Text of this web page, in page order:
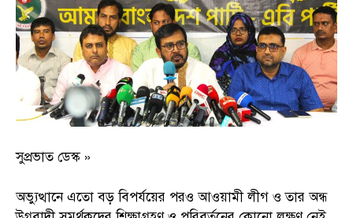
সুপ্রভাত ডেস্ক »
অভ্যুত্থানে এতো বড় বিপর্যয়ের পরও আওয়ামী লীগ ও তার অন্ধ